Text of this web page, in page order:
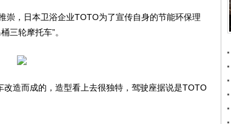
，日本卫浴企业TOTO为了宣传自身的节能环保理
三轮摩托车”。
造而成的，造型看上去很独特，驾驶座据说是TOTO